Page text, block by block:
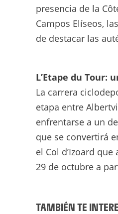
presencia de la
Campos Elíseos,
de destacar las
L’Etape du Tour:
La carrera
etapa entre
enfrentarse a un
que se convertirá
el Col d’Izoard
29 de octubre a
TAMBIÉN TE